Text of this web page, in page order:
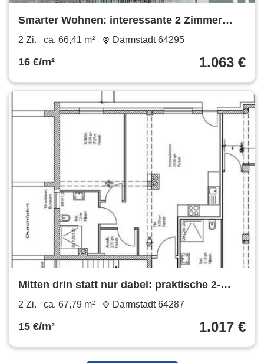
Smarter Wohnen: interessante 2 Zimmer
Wohnung
2 Zi. ca. 66,41 m² Darmstadt 64295
16 €/m² 1.063 €
Mitten drin statt nur dabei: praktische 2-
Zimmer-Wohnung
2 Zi. ca. 67,79 m² Darmstadt 64287
15 €/m² 1.017 €